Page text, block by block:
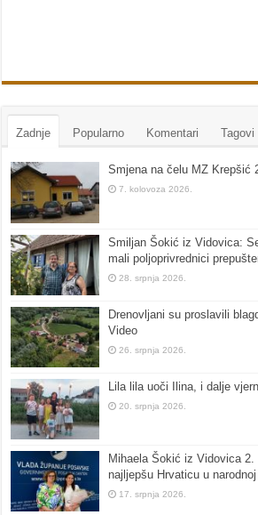
Zadnje Popularno Komentari Tagovi
Smjena na čelu MZ Krepšić
7. kolovoza 2026.
Smiljan Šokić iz Vidovica:
mali poljoprivrednici
28. srpnja 2026.
Drenovljani su proslavili
Video
26. srpnja 2026.
Lila lila uoči Ilina, i dalje
20. srpnja 2026.
Mihaela Šokić iz Vidovica
najljepšu Hrvaticu u
17. srpnja 2026.